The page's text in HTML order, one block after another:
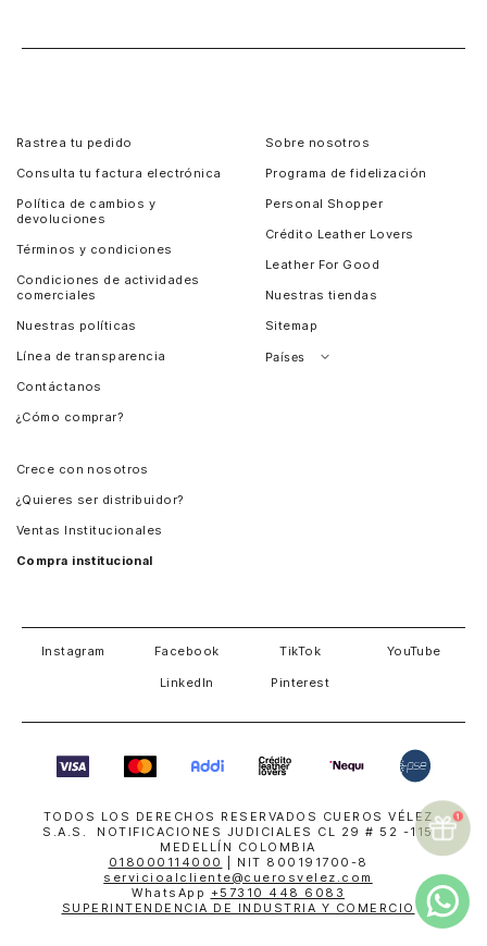
Rastrea tu pedido
Consulta tu factura electrónica
Política de cambios y
devoluciones
Términos y condiciones
Condiciones de actividades
comerciales
Nuestras políticas
Línea de transparencia
Contáctanos
¿Cómo comprar?
Sobre nosotros
Programa de fidelización
Personal Shopper
Crédito Leather Lovers
Leather For Good
Nuestras tiendas
Sitemap
Países
Crece con nosotros
¿Quieres ser distribuidor?
Ventas Institucionales
Compra institucional
Instagram Facebook TikTok YouTube
LinkedIn Pinterest
TODOS LOS DERECHOS RESERVADOS CUEROS VÉLEZ
S.A.S. NOTIFICACIONES JUDICIALES CL 29 # 52 -115
MEDELLÍN COLOMBIA
018000114000
| NIT 800191700-8
servicioalcliente@cuerosvelez.com
WhatsApp +57310 448 6083
SUPERINTENDENCIA DE INDUSTRIA Y COMERCIO